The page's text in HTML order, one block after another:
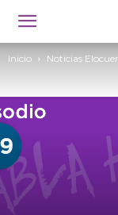
Inicio Noticias